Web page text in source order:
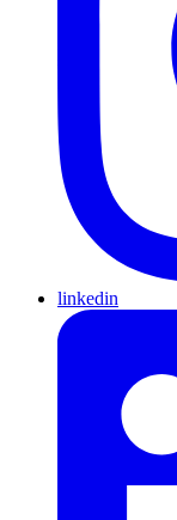
linkedin